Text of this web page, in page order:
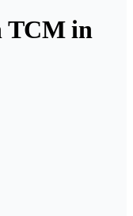
TCM in